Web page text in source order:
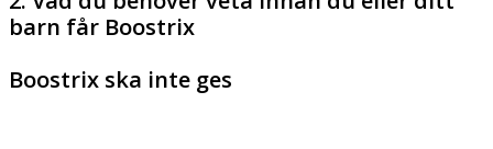
barn får Boostrix
Boostrix ska inte ges